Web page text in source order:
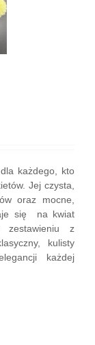
każdego, kto
Jej czysta,
oraz mocne,
się na kwiat
zestawieniu z
kulisty
każdej